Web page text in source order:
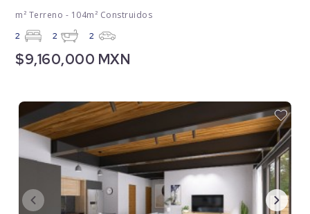
m² Terreno - 104m² Construidos
2 2 2
$9,160,000 MXN